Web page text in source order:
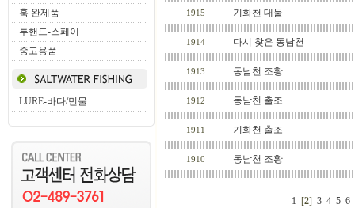
훅 완제품
투핸드-스페이
중고용품
LURE-바다/민물
1915 기화천 대물
1914 다시 찾은 동남천
1913 동남천 조황
1912 동남천 출조
1911 기화천 출조
1910 동남천 조황
1 [2] 3 4 5 6